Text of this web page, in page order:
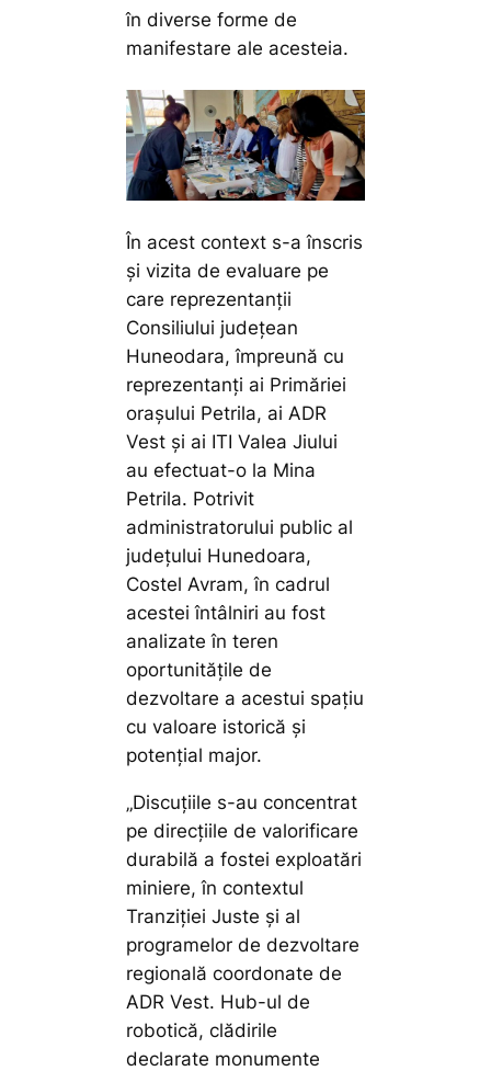
în diverse forme de
manifestare ale acesteia.
În acest context s-a înscris
și vizita de evaluare pe
care reprezentanții
Consiliului județean
Huneodara, împreună cu
reprezentanți ai Primăriei
orașului Petrila, ai ADR
Vest și ai ITI Valea Jiului
au efectuat-o la Mina
Petrila. Potrivit
administratorului public al
județului Hunedoara,
Costel Avram, în cadrul
acestei întâlniri au fost
analizate în teren
oportunitățile de
dezvoltare a acestui spațiu
cu valoare istorică și
potențial major.
„Discuțiile s-au concentrat
pe direcțiile de valorificare
durabilă a fostei exploatări
miniere, în contextul
Tranziției Juste și al
programelor de dezvoltare
regională coordonate de
ADR Vest. Hub-ul de
robotică, clădirile
declarate monumente